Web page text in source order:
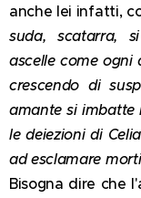
anche lei infatti,
suda, scatarra,
ascelle come ogni
crescendo di
amante si imbatte
le deiezioni di
ad esclamare
Bisogna dire che